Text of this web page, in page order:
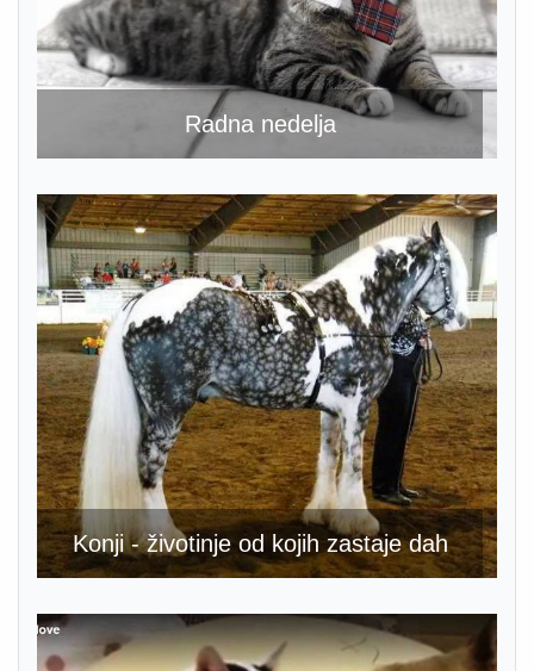
Radna nedelja
Konji - životinje od kojih zastaje dah